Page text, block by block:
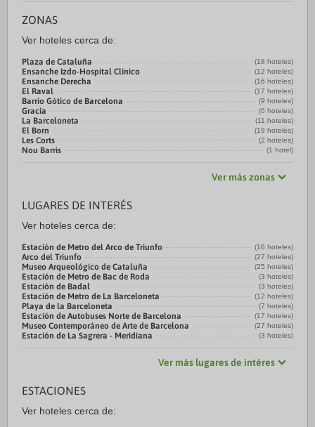
ZONAS
Ver hoteles cerca de:
Plaza de Cataluña (18 hoteles)
Ensanche Izdo-Hospital Clínico (12 hoteles)
Ensanche Derecha (16 hoteles)
El Raval (17 hoteles)
Barrio Gótico de Barcelona (9 hoteles)
Gracia (6 hoteles)
La Barceloneta (11 hoteles)
El Born (19 hoteles)
Les Corts (2 hoteles)
Nou Barris (1 hotel)
Ver más zonas
LUGARES DE INTERÉS
Ver hoteles cerca de:
Estación de Metro del Arco de Triunfo (16 hoteles)
Arco del Triunfo (27 hoteles)
Museo Arqueológico de Cataluña (25 hoteles)
Estación de Metro de Bac de Roda (3 hoteles)
Estación de Badal (3 hoteles)
Estación de Metro de La Barceloneta (12 hoteles)
Playa de la Barceloneta (7 hoteles)
Estación de Autobuses Norte de Barcelona (17 hoteles)
Museo Contemporáneo de Arte de Barcelona (27 hoteles)
Estación de La Sagrera - Meridiana (3 hoteles)
Ver más lugares de intéres
ESTACIONES
Ver hoteles cerca de: